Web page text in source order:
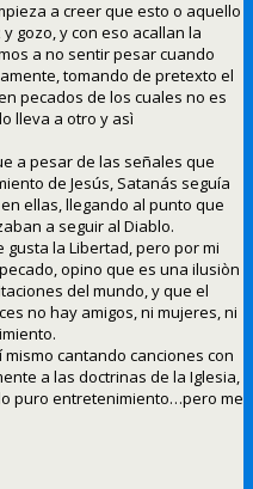
a creer que esto o aquello
gozo, y con eso acallan la
a no sentir pesar cuando
tomando de pretexto el
pecados de los cuales no es
lleva a otro y asì
a pesar de las señales que
de Jesús, Satanás seguía
ellas, llegando al punto que
a seguir al Diablo.
la Libertad, pero por mi
opino que es una ilusiòn
del mundo, y que el
no hay amigos, ni mujeres, ni
cantando canciones con
a las doctrinas de la Iglesia,
puro entretenimiento…pero me